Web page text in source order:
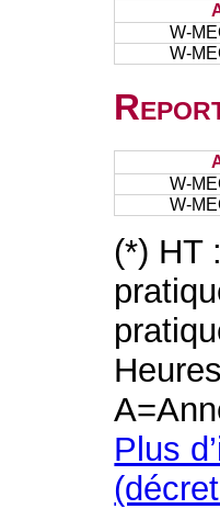
W-
W-
W-
W-
(*) HT
Plus